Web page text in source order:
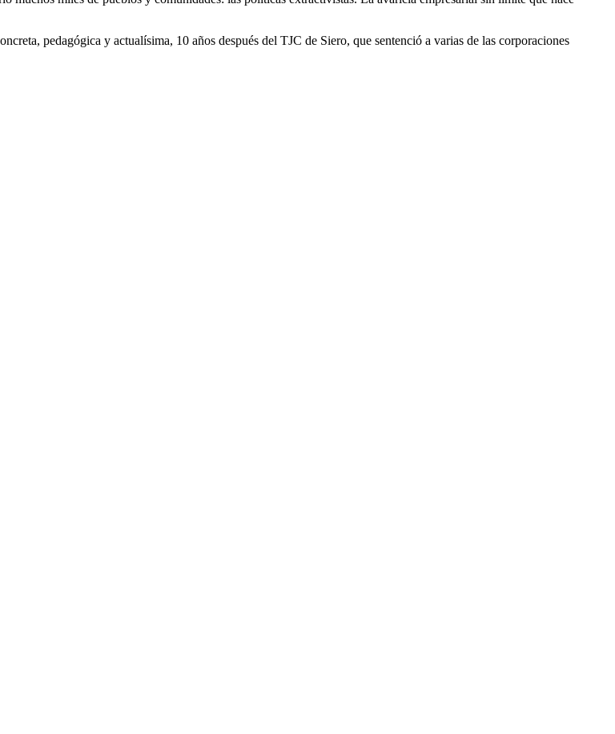
pedagógica y actualísima, 10 años después del TJC de Siero, que sentenció a varias de las corporaciones